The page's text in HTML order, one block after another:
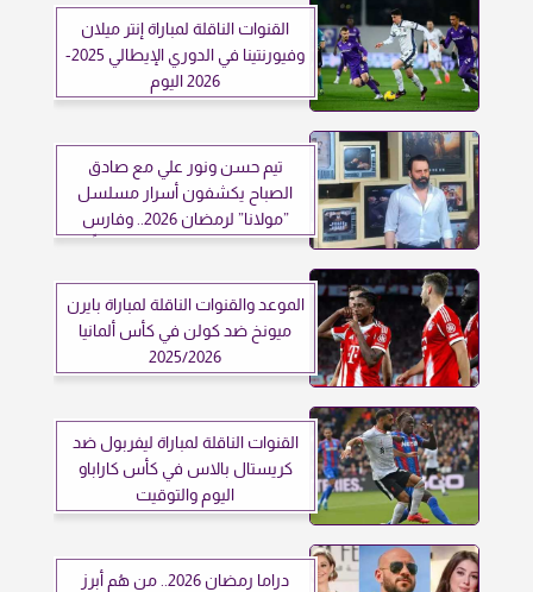
القنوات الناقلة لمباراة إنتر ميلان
وفيورنتينا في الدوري الإيطالي 2025-
2026 اليوم
تيم حسن ونور علي مع صادق
الصباح يكشفون أسرار مسلسل
”مولانا” لرمضان 2026.. وفارس
الموعد والقنوات الناقلة لمباراة بايرن
ميونخ ضد كولن في كأس ألمانيا
2025/2026
القنوات الناقلة لمباراة ليفربول ضد
كريستال بالاس في كأس كاراباو
اليوم والتوقيت
دراما رمضان 2026.. من هُم أبرز